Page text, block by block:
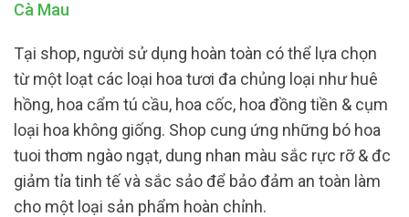
Cà Mau
Tại shop, người sử dụng hoàn toàn có thể lựa chọn
từ một loạt các loại hoa tươi đa chủng loại như huê
hồng, hoa cẩm tú cầu, hoa cốc, hoa đồng tiền & cụm
loại hoa không giống. Shop cung ứng những bó hoa
tuoi thơm ngào ngạt, dung nhan màu sắc rực rỡ & đc
giảm tỉa tinh tế và sắc sảo để bảo đảm an toàn làm
cho một loại sản phẩm hoàn chỉnh.